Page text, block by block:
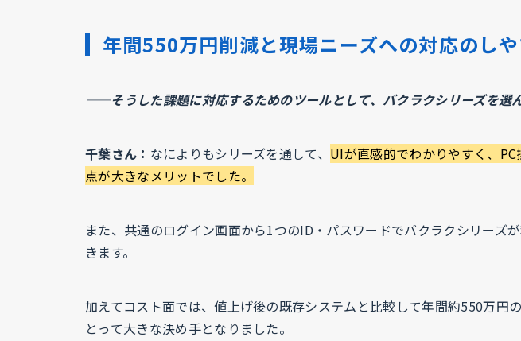
年間550万円削減と現場ニーズへの対応のし
——そうした課題に対応するためのツールとして、バクラクシリーズを選
千葉さん： なによりもシリーズを通して、 UIが直感的でわかりやすく、
点が大きなメリットでした。
また、共通のログイン画面から1つのID・パスワードでバクラクシリーズ
きます。
加えてコスト面では、値上げ後の既存システムと比較して年間約550万円
とって大きな決め手となりました。